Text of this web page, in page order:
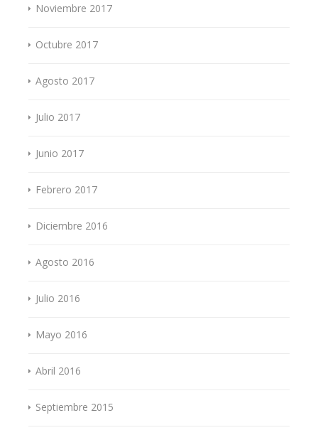
Noviembre 2017
Octubre 2017
Agosto 2017
Julio 2017
Junio 2017
Febrero 2017
Diciembre 2016
Agosto 2016
Julio 2016
Mayo 2016
Abril 2016
Septiembre 2015